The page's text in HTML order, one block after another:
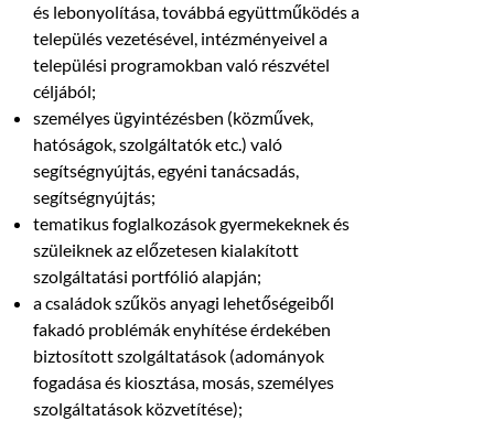
és lebonyolítása, továbbá együttműködés a
település vezetésével, intézményeivel a
települési programokban való részvétel
céljából;
személyes ügyintézésben (közművek,
hatóságok, szolgáltatók etc.) való
segítségnyújtás, egyéni tanácsadás,
segítségnyújtás;
tematikus foglalkozások gyermekeknek és
szüleiknek az előzetesen kialakított
szolgáltatási portfólió alapján;
a családok szűkös anyagi lehetőségeiből
fakadó problémák enyhítése érdekében
biztosított szolgáltatások (adományok
fogadása és kiosztása, mosás, személyes
szolgáltatások közvetítése);